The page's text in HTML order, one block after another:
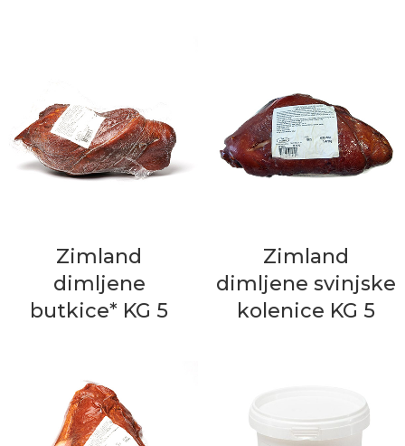
Zimland
dimljene
butkice* KG 5
Zimland
dimljene svinjske
kolenice KG 5